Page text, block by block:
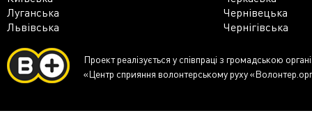
Луганська
Чернівецька
Львівська
Чернігівська
Проект реалізується у співпраці з громадською
«Центр сприяння волонтерському руху